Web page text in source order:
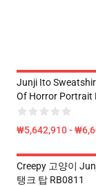
Junji Ito
Of Horror Portrait
₩5,642,910 -
Creepy 고양이
탱크 탑 RB0811